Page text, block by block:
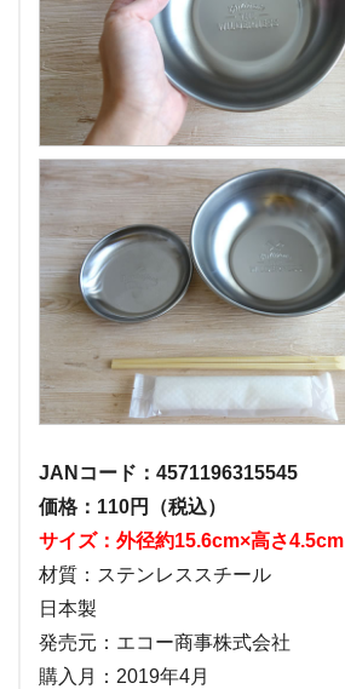
JANコード：4571196315545
価格：110円（税込）
サイズ：外径約15.6cm×高さ4.5cm
材質：ステンレススチール
日本製
発売元：エコー商事株式会社
購入月：2019年4月